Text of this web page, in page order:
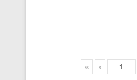
« ‹